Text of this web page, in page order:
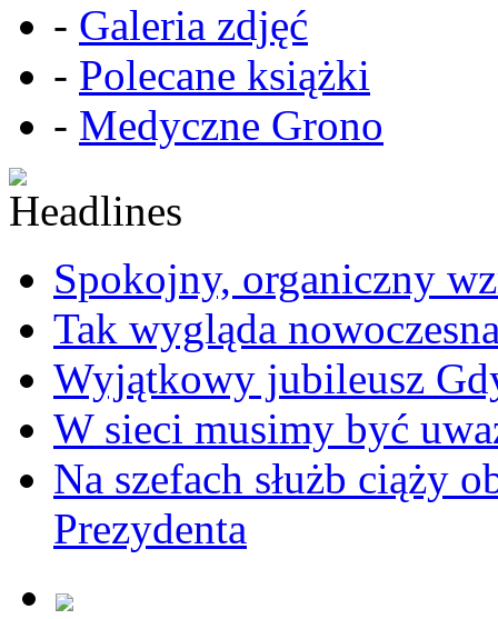
- Galeria zdjęć
- Polecane książki
- Medyczne Grono
Spokojny, organiczny
Tak wygląda
Wyjątkowy jubileusz
W sieci musimy być
Na szefach służb ciąży
Prezydenta